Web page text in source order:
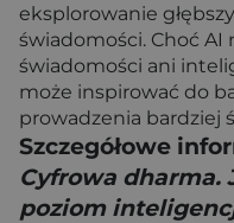
eksplorowanie
świadomości. Choć AI
świadomości ani
może inspirować do
prowadzenia bardziej
Szczegółowe
Cyfrowa dharma.
poziom